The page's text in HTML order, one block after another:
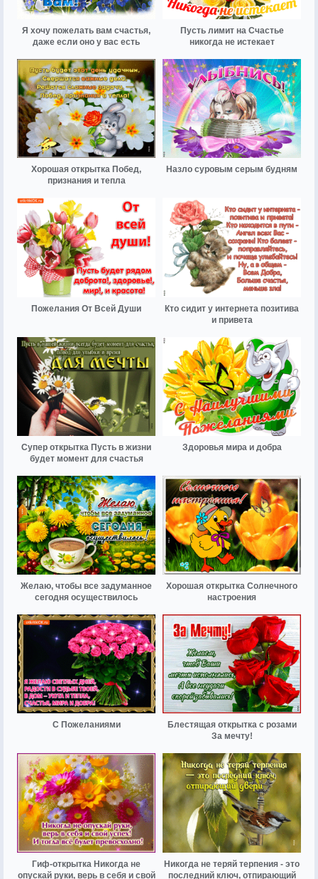
Я хочу пожелать вам счастья,
даже если оно у вас есть
Пусть лимит на Счастье
никогда не истекает
Хорошая открытка Побед,
признания и тепла
Назло суровым серым будням
Пожелания От Всей Души
Кто сидит у интернета позитива
и привета
Супер открытка Пусть в жизни
будет момент для счастья
Здоровья мира и добра
Желаю, чтобы все задуманное
сегодня осуществилось
Хорошая открытка Солнечного
настроения
С Пожеланиями
Блестящая открытка с розами
За мечту!
Гиф-открытка Никогда не
опускай руки, верь в себя и свой
Никогда не теряй терпения - это
последний ключ, отпирающий